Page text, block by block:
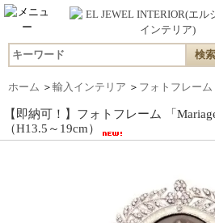
ホーム ＞ 輸入インテリア ＞ フォトフレー
【即納可！】フォトフレーム 「
（H13.5～19cm）